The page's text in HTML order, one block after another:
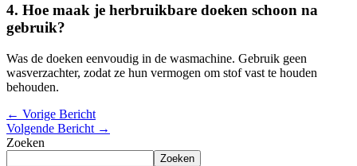
4. Hoe maak je herbruikbare doeken schoon na
gebruik?
Was de doeken eenvoudig in de wasmachine. Gebruik geen
wasverzachter, zodat ze hun vermogen om stof vast te houden
behouden.
← Vorige Bericht
Volgende Bericht →
Zoeken
Zoeken